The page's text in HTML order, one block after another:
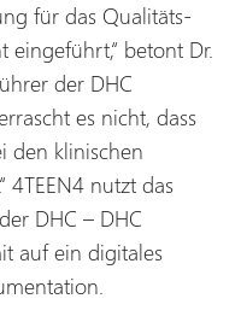
für das Qualitäts-
betont Dr.
der DHC
es nicht, dass
den klinischen
4TEEN4 nutzt das
DHC – DHC
auf ein digitales